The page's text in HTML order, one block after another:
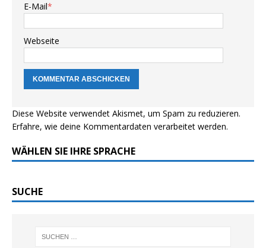
E-Mail*
Webseite
Diese Website verwendet Akismet, um Spam zu reduzieren.
Erfahre, wie deine Kommentardaten verarbeitet werden.
WÄHLEN SIE IHRE SPRACHE
SUCHE